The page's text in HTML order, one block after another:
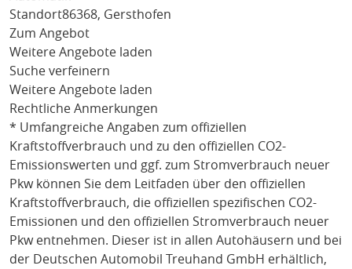
Standort86368, Gersthofen
Zum Angebot
Weitere Angebote laden
Suche verfeinern
Weitere Angebote laden
Rechtliche Anmerkungen
* Umfangreiche Angaben zum offiziellen
Kraftstoffverbrauch und zu den offiziellen CO2-
Emissionswerten und ggf. zum Stromverbrauch neuer
Pkw können Sie dem Leitfaden über den offiziellen
Kraftstoffverbrauch, die offiziellen spezifischen CO2-
Emissionen und den offiziellen Stromverbrauch neuer
Pkw entnehmen. Dieser ist in allen Autohäusern und bei
der Deutschen Automobil Treuhand GmbH erhältlich,